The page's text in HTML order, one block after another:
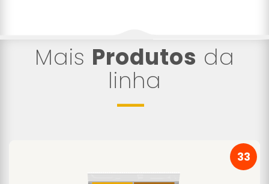
Mais Produtos da
linha
33